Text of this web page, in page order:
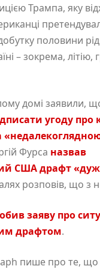
Трампа, яку
половини
– зокрема, літію,
домі заявили,
угоду про
«
Фурса назвав
США драфт«
розповів, що з
заяву про
драфтом.
пише про те, що